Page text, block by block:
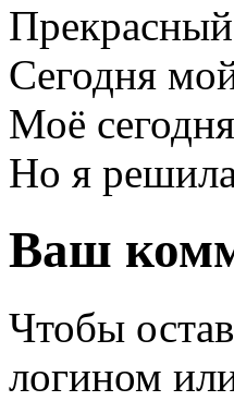
Сегодня
Моё
Но я
Ваш
Чтобы
логином